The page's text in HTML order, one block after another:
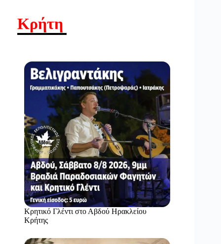
Κρήτη
Κρητικό Γλέντι στο Αβδού Ηρακλείου
Κρήτης